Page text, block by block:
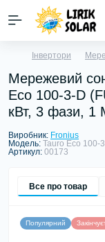
Інвертори
Мережевий
Eco 100-3-D
кВт, 3 фази, 1
Виробник: Fronius
Модель: Tauro Eco 100-
Артикул: 00173
Все про товар
Популярний